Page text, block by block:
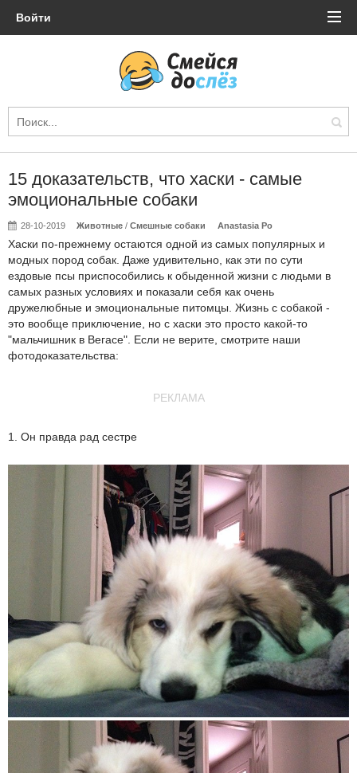
Войти
15 доказательств, что хаски - самые
эмоциональные собаки
28-10-2019 Животные /Смешные собаки Anastasia Po
Хаски по-прежнему остаются одной из самых популярных и
модных пород собак. Даже удивительно, как эти по сути
ездовые псы приспособились к обыденной жизни с людьми в
самых разных условиях и показали себя как очень
дружелюбные и эмоциональные питомцы. Жизнь с собакой -
это вообще приключение, но с хаски это просто какой-то
"мальчишник в Вегасе". Если не верите, смотрите наши
фотодоказательства:
РЕКЛАМА
1. Он правда рад сестре